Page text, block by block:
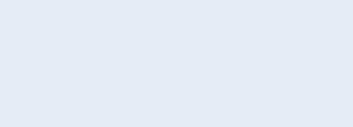
점에서 흘러간 선(先)비핵화만 되뇌는 것은
하기 위해 최선을 다할 것"이라고 말했다. 하
억달러를 넘어섰다. 상품수입은 644억8000만
변기기(SSD)는 282.7% 증가했다. IT 품목
IT 품목도 ▲석유제품(47.5%) ▲화공품